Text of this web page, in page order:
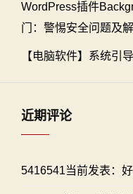
WordPress插件
门：警惕安全问题及解
【电脑软件】系统引
近期评论
5416541当前发表：